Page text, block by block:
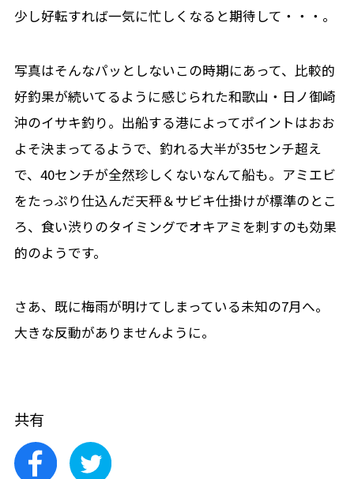
少し好転すれば一気に忙しくなると期待して・・・。
写真はそんなパッとしないこの時期にあって、比較的
好釣果が続いてるように感じられた和歌山・日ノ御崎
沖のイサキ釣り。出船する港によってポイントはおお
よそ決まってるようで、釣れる大半が35センチ超え
で、40センチが全然珍しくないなんて船も。アミエビ
をたっぷり仕込んだ天秤＆サビキ仕掛けが標準のとこ
ろ、食い渋りのタイミングでオキアミを刺すのも効果
的のようです。
さあ、既に梅雨が明けてしまっている未知の7月へ。
大きな反動がありませんように。
共有